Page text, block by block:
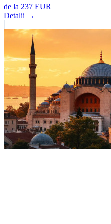
de la 237 EUR
Detalii →